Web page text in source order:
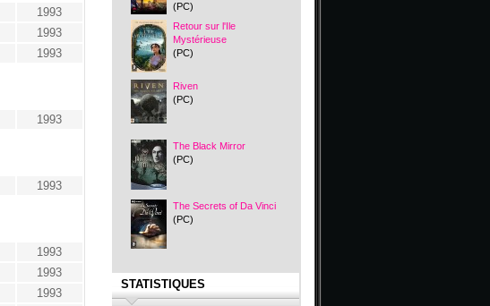
1993
1993
1993
1993
1993
1993
1993
1993
(PC)
Retour sur l'Ile
Mystérieuse
(PC)
Riven
(PC)
The Black Mirror
(PC)
The Secrets of Da Vinci
(PC)
STATISTIQUES